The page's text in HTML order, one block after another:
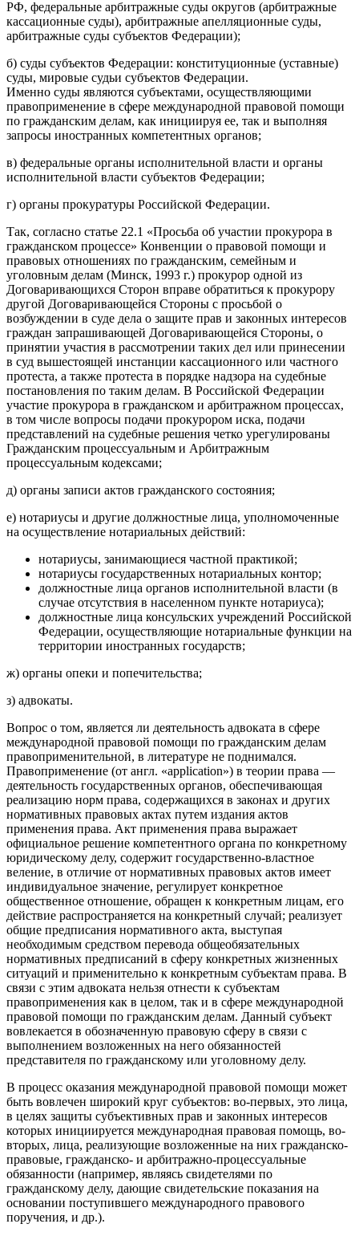
РФ, федеральные арбитражные суды округов (арбитражные
кассационные суды), арбитражные апелляционные суды,
арбитражные суды субъектов Федерации);
б) суды субъектов Федерации: конституционные (уставные)
суды, мировые судьи субъектов Федерации.
Именно суды являются субъектами, осуществляющими
правоприменение в сфере международной правовой помощи
по гражданским делам, как инициируя ее, так и выполняя
запросы иностранных компетентных органов;
в) федеральные органы исполнительной власти и органы
исполнительной власти субъектов Федерации;
г) органы прокуратуры Российской Федерации.
Так, согласно статье 22.1 «Просьба об участии прокурора в
гражданском процессе» Конвенции о правовой помощи и
правовых отношениях по гражданским, семейным и
уголовным делам (Минск, 1993 г.) прокурор одной из
Договаривающихся Сторон вправе обратиться к прокурору
другой Договаривающейся Стороны с просьбой о
возбуждении в суде дела о защите прав и законных интересов
граждан запрашивающей Договаривающейся Стороны, о
принятии участия в рассмотрении таких дел или принесении
в суд вышестоящей инстанции кассационного или частного
протеста, а также протеста в порядке надзора на судебные
постановления по таким делам. В Российской Федерации
участие прокурора в гражданском и арбитражном процессах,
в том числе вопросы подачи прокурором иска, подачи
представлений на судебные решения четко урегулированы
Гражданским процессуальным и Арбитражным
процессуальным кодексами;
д) органы записи актов гражданского состояния;
е) нотариусы и другие должностные лица, уполномоченные
на осуществление нотариальных действий:
нотариусы, занимающиеся частной практикой;
нотариусы государственных нотариальных контор;
должностные лица органов исполнительной власти (в
случае отсутствия в населенном пункте нотариуса);
должностные лица консульских учреждений Российской
Федерации, осуществляющие нотариальные функции на
территории иностранных государств;
ж) органы опеки и попечительства;
з) адвокаты.
Вопрос о том, является ли деятельность адвоката в сфере
международной правовой помощи по гражданским делам
правоприменительной, в литературе не поднимался.
Правоприменение (от англ. «application») в теории права —
деятельность государственных органов, обеспечивающая
реализацию норм права, содержащихся в законах и других
нормативных правовых актах путем издания актов
применения права. Акт применения права выражает
официальное решение компетентного органа по конкретному
юридическому делу, содержит государственно-властное
веление, в отличие от нормативных правовых актов имеет
индивидуальное значение, регулирует конкретное
общественное отношение, обращен к конкретным лицам, его
действие распространяется на конкретный случай; реализует
общие предписания нормативного акта, выступая
необходимым средством перевода общеобязательных
нормативных предписаний в сферу конкретных жизненных
ситуаций и применительно к конкретным субъектам права. В
связи с этим адвоката нельзя отнести к субъектам
правоприменения как в целом, так и в сфере международной
правовой помощи по гражданским делам. Данный субъект
вовлекается в обозначенную правовую сферу в связи с
выполнением возложенных на него обязанностей
представителя по гражданскому или уголовному делу.
В процесс оказания международной правовой помощи может
быть вовлечен широкий круг субъектов: во-первых, это лица,
в целях защиты субъективных прав и законных интересов
которых инициируется международная правовая помощь, во-
вторых, лица, реализующие возложенные на них гражданско-
правовые, гражданско- и арбитражно-процессуальные
обязанности (например, являясь свидетелями по
гражданскому делу, дающие свидетельские показания на
основании поступившего международного правового
поручения, и др.).